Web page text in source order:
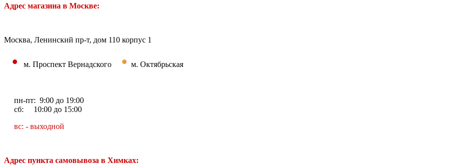
Адрес магазина в Москве:
Москва, Ленинский пр-т, дом 110 корпус 1
• м. Проспект Вернадского • м. Октябрьская
пн-пт: 9:00 до 19:00
сб: 10:00 до 15:00
вс: - выходной
Адрес пункта самовывоза в Химках: